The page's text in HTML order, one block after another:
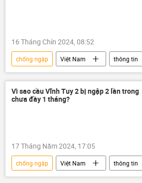
16 Tháng Chín 2024, 08:52
chống ngập Việt Nam
thông tin
ngập lụt
cơn bão
Mưa bão, lũ lụt lịch sử, thiên tai kinh hoàng ở
siêu bão
Hà Nội
Vì sao cầu Vĩnh Tuy 2 bị ngập 2 lần trong
chưa đầy 1 tháng?
17 Tháng Năm 2024, 17:05
chống ngập Việt Nam
thông tin
giao thông
ngập lụt
Hà Nội